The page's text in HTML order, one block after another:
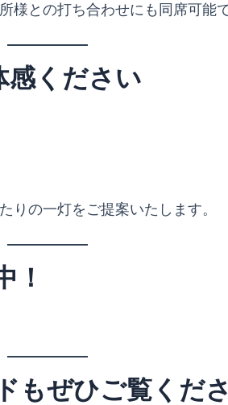
様との打ち合わせにも同席可能
感ください
りの一灯をご提案いたします。
！
もぜひご覧くだ